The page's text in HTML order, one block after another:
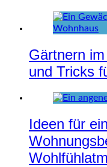
Gärtnern
und Tricks
Ideen für